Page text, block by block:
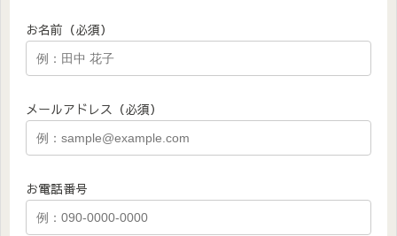
お名前（必須）
メールアドレス（必須）
お電話番号